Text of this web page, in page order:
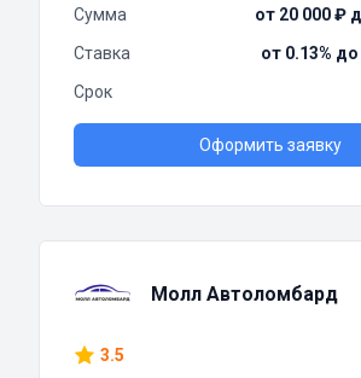
Сумма
от 20 000 ₽
Ставка
от 0.13%
Срок
Оформить заявку
Молл Автоломбард
3.5